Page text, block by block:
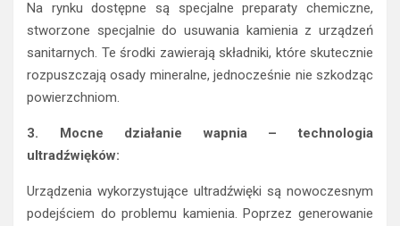
Na rynku dostępne są specjalne preparaty chemiczne,
stworzone specjalnie do usuwania kamienia z urządzeń
sanitarnych. Te środki zawierają składniki, które skutecznie
rozpuszczają osady mineralne, jednocześnie nie szkodząc
powierzchniom.
3. Mocne działanie wapnia – technologia
ultradźwięków:
Urządzenia wykorzystujące ultradźwięki są nowoczesnym
podejściem do problemu kamienia. Poprzez generowanie